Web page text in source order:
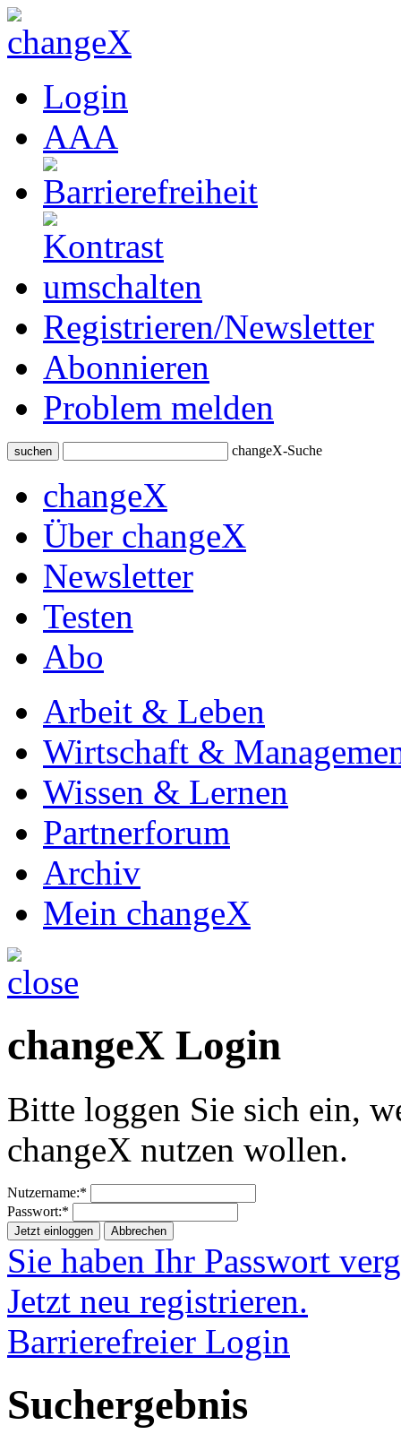
Login
AAA
Registrieren/Newsletter
Abonnieren
Problem melden
suchen changeX-Suche
changeX
Über changeX
Newsletter
Testen
Abo
Arbeit & Leben
Wirtschaft &
Wissen & Lernen
Partnerforum
Archiv
Mein changeX
changeX Login
Bitte loggen Sie sich ein,
changeX nutzen wollen.
Nutzername:*
Passwort:*
Jetzt einloggen Abbrechen
Sie haben Ihr Passwort
Jetzt neu registrieren.
Barrierefreier Login
Suchergebnis